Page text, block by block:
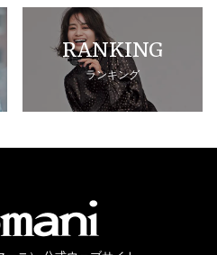
RANKING
ランキング